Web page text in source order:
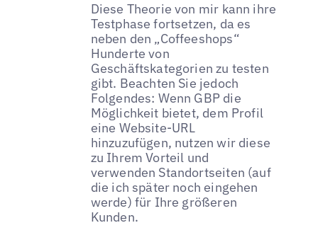
Diese Theorie von mir kann ihre
Testphase fortsetzen, da es
neben den „Coffeeshops“
Hunderte von
Geschäftskategorien zu testen
gibt. Beachten Sie jedoch
Folgendes: Wenn GBP die
Möglichkeit bietet, dem Profil
eine Website-URL
hinzuzufügen, nutzen wir diese
zu Ihrem Vorteil und
verwenden Standortseiten (auf
die ich später noch eingehen
werde) für Ihre größeren
Kunden.